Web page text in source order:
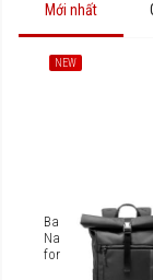
Mới nhất
NEW
Balo Tomtoc
Navigator Travel
for Laptop 17.3
Universal 30L T61L1